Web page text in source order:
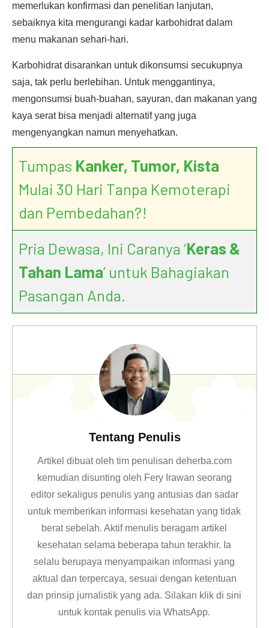
memerlukan konfirmasi dan penelitian lanjutan,
sebaiknya kita mengurangi kadar karbohidrat dalam
menu makanan sehari-hari.
Karbohidrat disarankan untuk dikonsumsi secukupnya
saja, tak perlu berlebihan. Untuk menggantinya,
mengonsumsi buah-buahan, sayuran, dan makanan yang
kaya serat bisa menjadi alternatif yang juga
mengenyangkan namun menyehatkan.
Tumpas Kanker, Tumor, Kista
Mulai 30 Hari Tanpa Kemoterapi
dan Pembedahan?!
Pria Dewasa, Ini Caranya ‘Keras &
Tahan Lama’ untuk Bahagiakan
Pasangan Anda.
Tentang Penulis
Artikel dibuat oleh tim penulisan deherba.com
kemudian disunting oleh Fery Irawan seorang
editor sekaligus penulis yang antusias dan sadar
untuk memberikan informasi kesehatan yang tidak
berat sebelah. Aktif menulis beragam artikel
kesehatan selama beberapa tahun terakhir. Ia
selalu berupaya menyampaikan informasi yang
aktual dan terpercaya, sesuai dengan ketentuan
dan prinsip jurnalistik yang ada. Silakan klikdi sini
untuk kontak penulis via WhatsApp.